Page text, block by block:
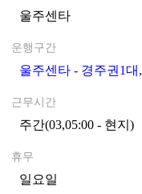
울주센타0
운행구간
울주센타 - 경주권1
근무시간
주간(03,05:00 - 현지)0
휴무
일요일